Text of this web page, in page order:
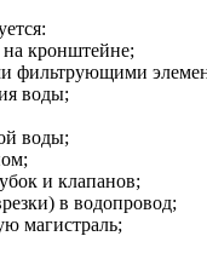
кронштейне;
фильтрующими
воды;
воды;
и клапанов;
в водопровод;
магистраль;